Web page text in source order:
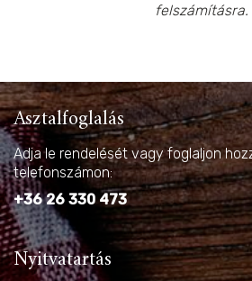
felszámításra.
Asztalfoglalás
Adja le rendelését vagy foglaljon
telefonszámon:
+36 26 330 473
Nyitvatartás